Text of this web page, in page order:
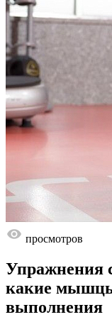
просмотров
Упражнения
какие
выполнения